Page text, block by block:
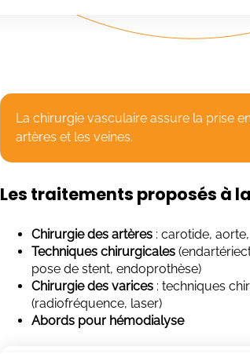
La chirurgie vasculaire assure la prise
artères et les veines.
Les traitements proposés à
Chirurgie des artères : carotide,
Techniques chirurgicales
pose de stent, endoprothèse)
Chirurgie des varices : techniques
(radiofréquence, laser)
Abords pour hémodialyse